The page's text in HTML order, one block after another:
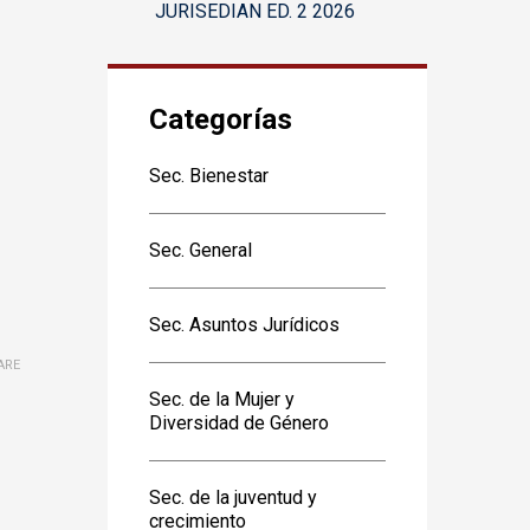
JURISEDIAN ED. 2 2026
Categorías
Sec. Bienestar
Sec. General
Sec. Asuntos Jurídicos
Sec. de la Mujer y
Diversidad de Género
Sec. de la juventud y
crecimiento